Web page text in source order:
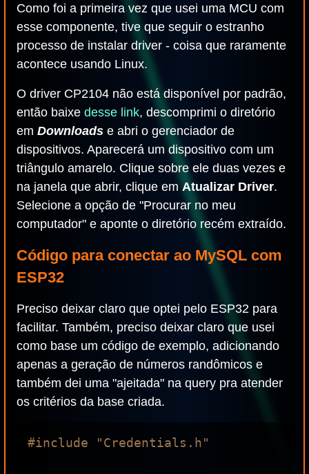
Como foi a primeira vez que usei uma MCU com
esse componente, tive que seguir o estranho
processo de instalar driver - coisa que raramente
acontece usando Linux.
O driver CP2104 não está disponível por padrão,
então baixe desse link, descomprimi o diretório
em Downloads e abri o gerenciador de
dispositivos. Aparecerá um dispositivo com um
triângulo amarelo. Clique sobre ele duas vezes e
na janela que abrir, clique em Atualizar Driver.
Selecione a opção de "Procurar no meu
computador" e aponte o diretório recém extraído.
Código para conectar ao MySQL com
ESP32
Preciso deixar claro que optei pelo ESP32 para
facilitar. Também, preciso deixar claro que usei
como base um código de exemplo, adicionando
apenas a geração de números randômicos e
também dei uma "ajeitada" na query pra atender
os critérios da base criada.
#include "Credentials.h"